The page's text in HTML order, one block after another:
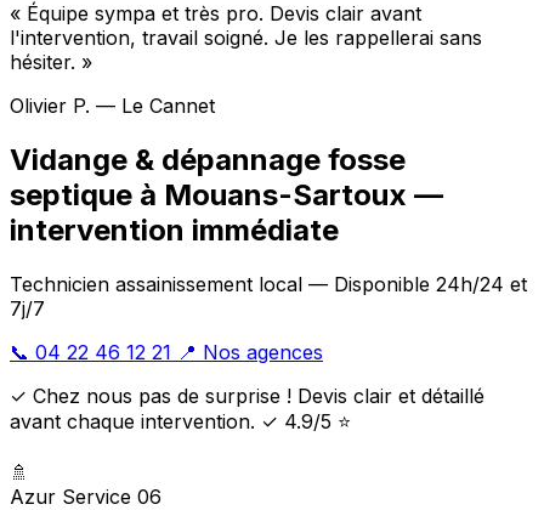
« Équipe sympa et très pro. Devis clair avant
l'intervention, travail soigné. Je les rappellerai sans
hésiter. »
Olivier P. — Le Cannet
Vidange & dépannage fosse
septique à Mouans-Sartoux —
intervention immédiate
Technicien assainissement local — Disponible 24h/24 et
7j/7
📞 04 22 46 12 21 📍 Nos agences
✓ Chez nous pas de surprise ! Devis clair et détaillé
avant chaque intervention. ✓ 4.9/5 ⭐
🚿
Azur Service 06